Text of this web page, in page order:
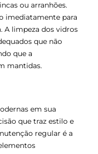
ou arranhões.
imediatamente para
A limpeza dos vidros
que não
que a
mantidas.
em sua
que traz estilo e
regular é a